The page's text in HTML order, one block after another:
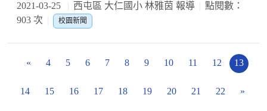
2021-03-25 西屯區 大仁國小 林雅茵 報導
點閱數：
903 次
校園新聞
« 4 5 6 7 8 9 10 11 12 13
14 15 16 17 18 19 20 21 22 »